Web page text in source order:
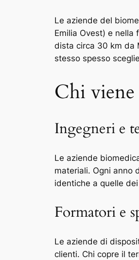
Le aziende del
Emilia Ovest) e
dista circa 30 km da
stesso spesso
Chi
Ingegneri e
Le aziende
materiali. Ogni anno
identiche a quelle
Formatori e
Le aziende di
clienti. Chi copre il